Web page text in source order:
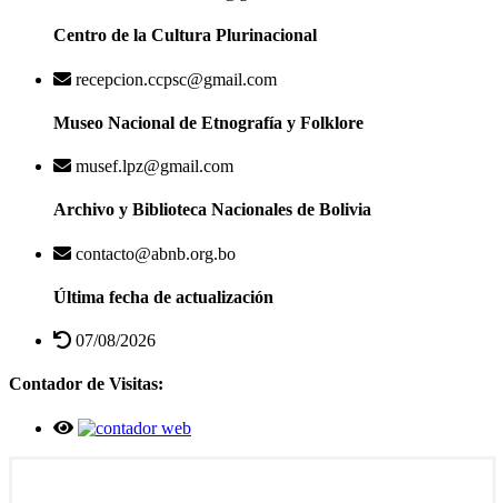
Centro de la Cultura Plurinacional
recepcion.ccpsc@gmail.com
Museo Nacional de Etnografía y Folklore
musef.lpz@gmail.com
Archivo y Biblioteca Nacionales de Bolivia
contacto@abnb.org.bo
Última fecha de actualización
07/08/2026
Contador de Visitas: